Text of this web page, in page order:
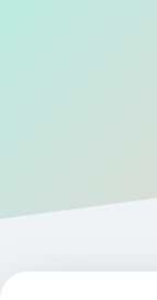
Gizlilik Politikası
Yasal Uyarı